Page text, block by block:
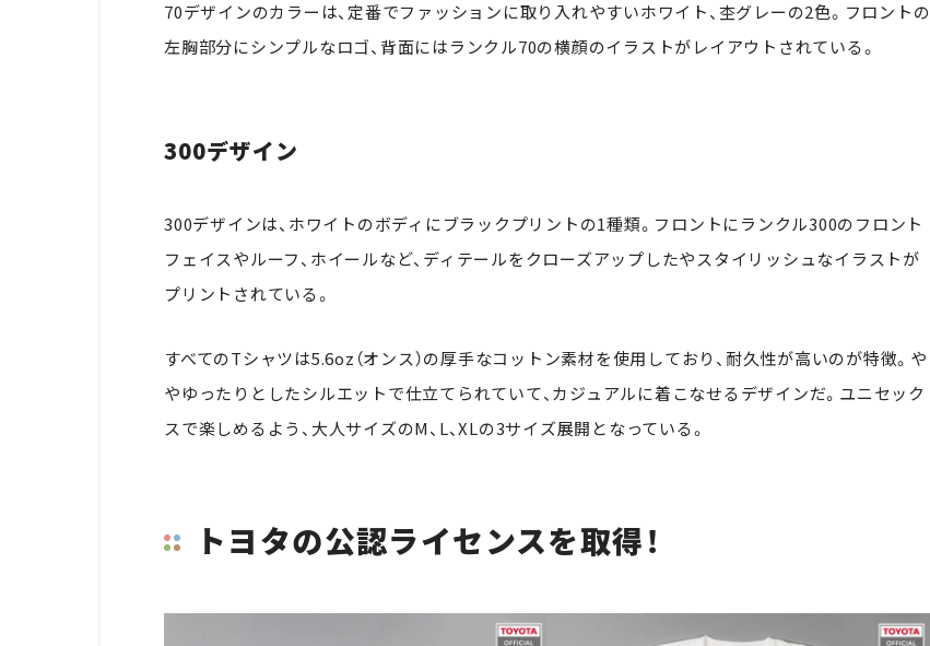
70デザインのカラーは、定番でファッションに取り入れやすいホワイト、杢グレーの2色。フロントの
左胸部分にシンプルなロゴ、背面にはランクル70の横顔のイラストがレイアウトされている。
300デザイン
300デザインは、ホワイトのボディにブラックプリントの1種類。フロントにランクル300のフロント
フェイスやルーフ、ホイールなど、ディテールをクローズアップしたやスタイリッシュなイラストが
プリントされている。
すべてのTシャツは5.6oz（オンス）の厚手なコットン素材を使用しており、耐久性が高いのが特徴。や
やゆったりとしたシルエットで仕立てられていて、カジュアルに着こなせるデザインだ。ユニセック
スで楽しめるよう、大人サイズのM、L、XLの3サイズ展開となっている。
トヨタの公認ライセンスを取得！